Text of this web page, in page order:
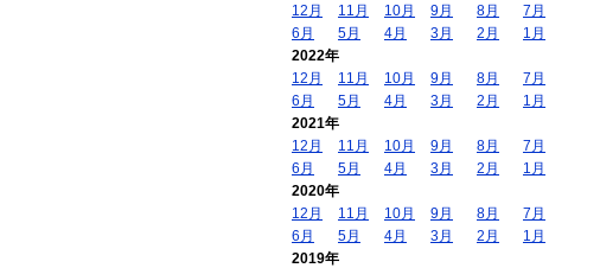
12月
11月 10月 9月 8月
7月
6月
5月 4月 3月 2月
1月
2022年
12月
11月 10月 9月 8月
7月
6月
5月 4月 3月 2月
1月
2021年
12月
11月 10月 9月 8月
7月
6月
5月 4月 3月 2月
1月
2020年
12月
11月 10月 9月 8月
7月
6月
5月 4月 3月 2月
1月
2019年